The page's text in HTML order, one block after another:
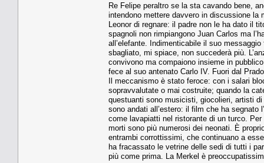
Re Felipe peraltro se la sta cavando bene,
intendono mettere davvero in discussione la
Leonor di regnare: il padre non le ha dato il
spagnoli non rimpiangono Juan Carlos ma
all’elefante. Indimenticabile il suo
sbagliato, mi spiace, non succederà più.
convivono ma compaiono insieme in
fece al suo antenato Carlo IV. Fuori dal
Il meccanismo è stato feroce: con i salari
sopravvalutate o mai costruite; quando la
questuanti sono musicisti, giocolieri, artisti
sono andati all’estero: il film che ha segnato
come lavapiatti nel ristorante di un turco.
morti sono più numerosi dei neonati. È
entrambi corrottissimi, che continuano a
ha fracassato le vetrine delle sedi di tutti i
più come prima. La Merkel è